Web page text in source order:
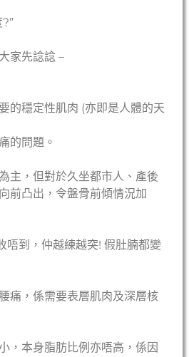
家先諗諗 –
的穩定性肌肉 (亦即是人體的天
的問題。
主，但對於久坐都市人 、 產後
前凸出，令盤骨前傾情況加
唔到，仲越練越突! 假肚腩都變
痛，係需要表層肌肉及深層核
，本身脂肪比例亦唔高，係因